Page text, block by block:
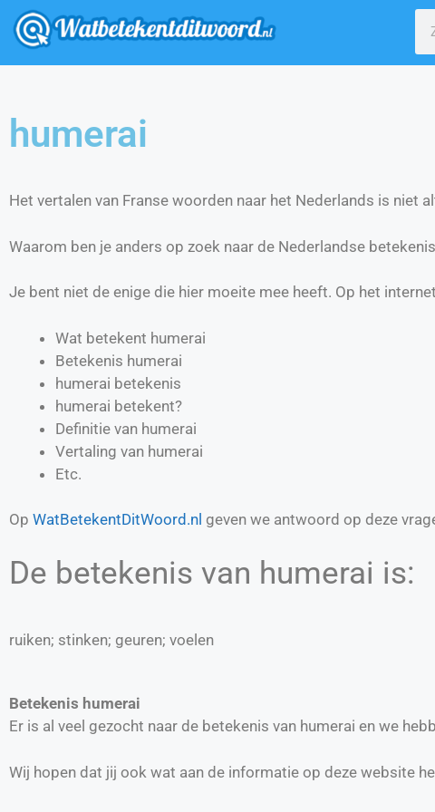
humerai
Het vertalen van Franse woorden naar het Nederlands is niet
Waarom ben je anders op zoek naar de Nederlandse
Je bent niet de enige die hier moeite mee heeft. Op het
Wat betekent humerai
Betekenis humerai
humerai betekenis
humerai betekent?
Definitie van humerai
Vertaling van humerai
Etc.
Op WatBetekentDitWoord.nl geven we antwoord op deze
De betekenis van humerai is:
ruiken; stinken; geuren; voelen
Betekenis humerai
Er is al veel gezocht naar de betekenis van humerai en we
Wij hopen dat jij ook wat aan de informatie op deze website